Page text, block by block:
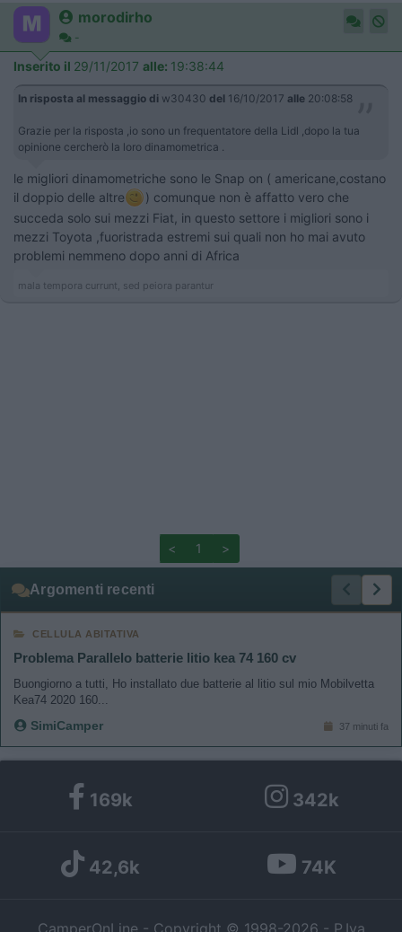
morodirho
-
Inserito il 29/11/2017 alle: 19:38:44
In risposta al messaggio di w30430 del 16/10/2017 alle 20:08:58
Grazie per la risposta ,io sono un frequentatore della Lidl ,dopo la tua
opinione cercherò la loro dinamometrica .
le migliori dinamometriche sono le Snap on ( americane,costano
il doppio delle altre
) comunque non è affatto vero che
succeda solo sui mezzi Fiat, in questo settore i migliori sono i
mezzi Toyota ,fuoristrada estremi sui quali non ho mai avuto
problemi nemmeno dopo anni di Africa
mala tempora currunt, sed peiora parantur
< 1 >
Argomenti recenti
CELLULA ABITATIVA
Problema Parallelo batterie litio kea 74 160 cv
Buongiorno a tutti, Ho installato due batterie al litio sul mio Mobilvetta
Kea74 2020 160...
SimiCamper 37 minuti fa
169k 342k
42,6k 74K